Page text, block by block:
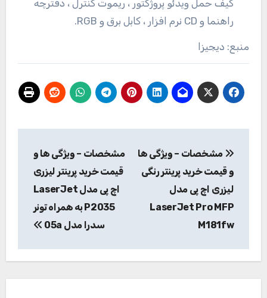
کیف حمل ویدئو پروژکتور ، ریموت کنترل ، دفترچه
راهنما و CD نرم افزار ، کابل برق و RGB.
منبع: دیجیزا
نوشته
مشخصات – ویژگی ها
و قیمت خرید پرینتر رنگی
لیزری اچ پی مدل
LaserJet Pro MFP
M181fw
مشخصات – ویژگی ها و
قیمت خرید پرینتر لیزری
اچ پی مدل LaserJet
P2035 به همراه تونر
سدرا مدل 05a